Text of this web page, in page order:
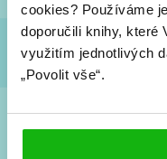
cookies? Používáme
doporučili knihy, které
využitím jednotlivých
„Povolit vše“.
Souhlasím s